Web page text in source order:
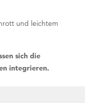
und leichtem
sich die
integrieren.